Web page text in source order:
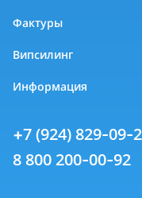
Фактуры
Випсилинг
Информация
+7 (924) 829-09-
8 800 200-00-92